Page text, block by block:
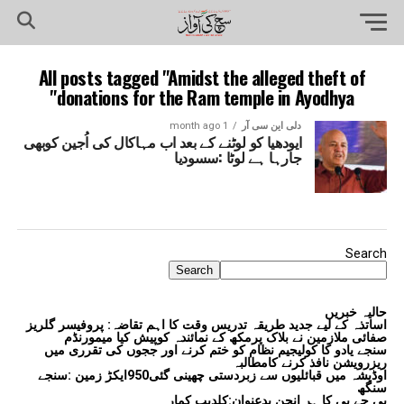
All posts tagged "Amidst the alleged theft of
donations for the Ram temple in Ayodhya"
دلی این سی آر 1 month ago
ایودھیا کو لوٹنے کے بعد اب مہاکال کی اُجین کوبھی
جارہا ہے لوٹا :سسودیا
Search
Search
حالیہ خبریں
اساتذہ کے لیے جدید طریقہ تدریس وقت کا اہم تقاضہ: پروفیسر گلریز
صفائی ملازمین نے بلاک پرمکھ کے نمائندہ کوپیش کیا میمورنڈم
سنجے یادو کا کولیجیم نظام کو ختم کرنے اور ججوں کی تقرری میں
ریزرویشن نافذ کرنے کامطالبہ
اوڈیشہ میں قبائلیوں سے زبردستی چھینی گئی950ایکڑ زمین :سنجے
سنگھ
بی جے پی کا ہر انجن بدعنوان:کلدیپ کمار